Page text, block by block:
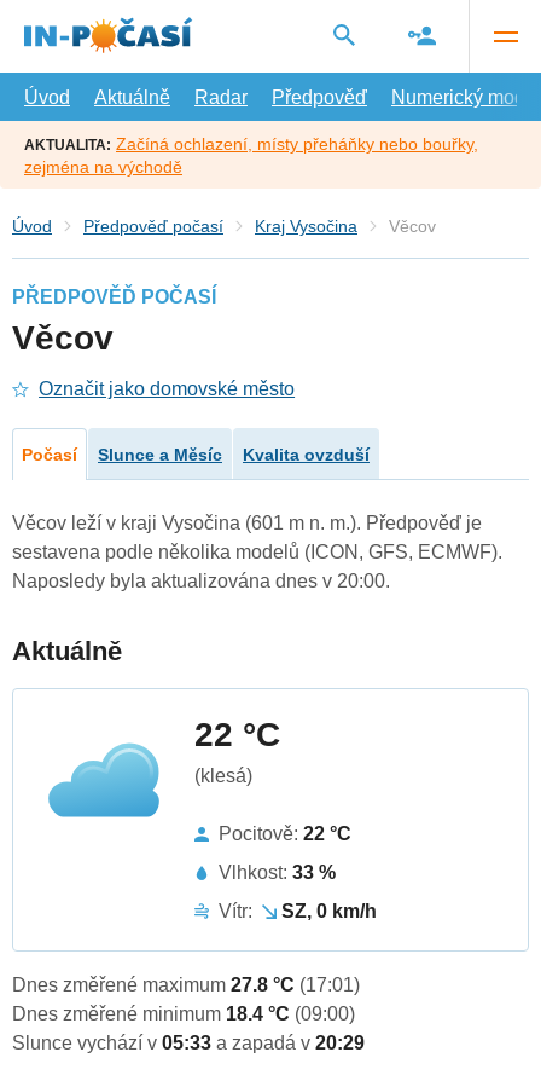
hlavní
Úvod
Aktuálně Radar Předpověď Numerický model
AKTUALITA: Začíná ochlazení, místy přeháňky nebo bouřky,
zejména na východě
Úvod Předpověď počasí Kraj Vysočina Věcov
PŘEDPOVĚĎ POČASÍ
Věcov
Označit jako domovské město
Počasí Slunce a Měsíc Kvalita ovzduší
Věcov leží v kraji Vysočina (601 m n. m.). Předpověď je
sestavena podle několika modelů (ICON, GFS, ECMWF).
Naposledy byla aktualizována dnes v 20:00.
Aktuálně
22 °C
(klesá)
Pocitově: 22 °C
Vlhkost: 33 %
Vítr:
SZ, 0 km/h
Dnes změřené maximum 27.8 °C (17:01)
Dnes změřené minimum 18.4 °C (09:00)
Slunce vychází v 05:33 a zapadá v 20:29